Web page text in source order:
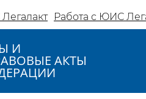
Работа с ЮИС
И
АКТЫ